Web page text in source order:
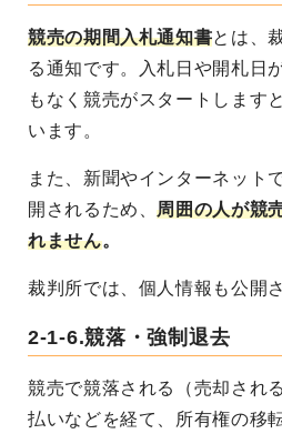
競売の期間入札通知書とは、
る通知です。入札日や開札日
もなく競売がスタートします
います。
また、新聞やインターネット
開されるため、周囲の人が競
れません。
裁判所では、個人情報も公開
2-1-6.競落・強制退去
競売で競落される（売却され
払いなどを経て、所有権の移